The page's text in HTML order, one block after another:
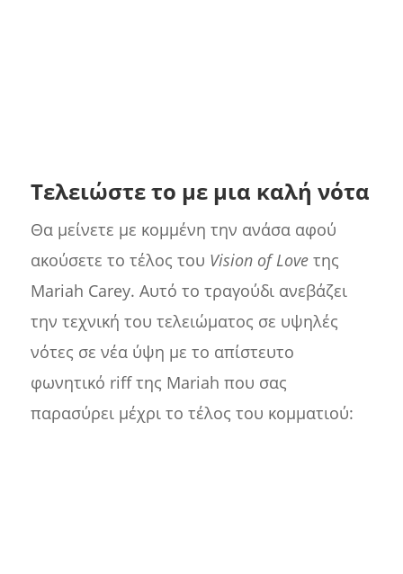
Τελειώστε το με μια καλή νότα
Θα μείνετε με κομμένη την ανάσα αφού
ακούσετε το τέλος του Vision of Loveτης
Mariah Carey. Αυτό το τραγούδι ανεβάζει
την τεχνική του τελειώματος σε υψηλές
νότες σε νέα ύψη με το απίστευτο
φωνητικό riff της Mariah που σας
παρασύρει μέχρι το τέλος του κομματιού: